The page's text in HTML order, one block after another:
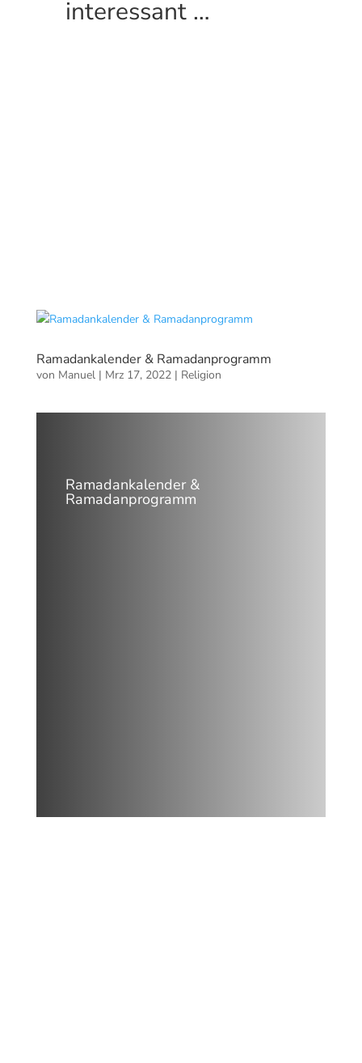
interessant …
Ramadankalender & Ramadanprogramm
von Manuel| Mrz 17, 2022| Religion
Ramadankalender &
Ramadanprogramm